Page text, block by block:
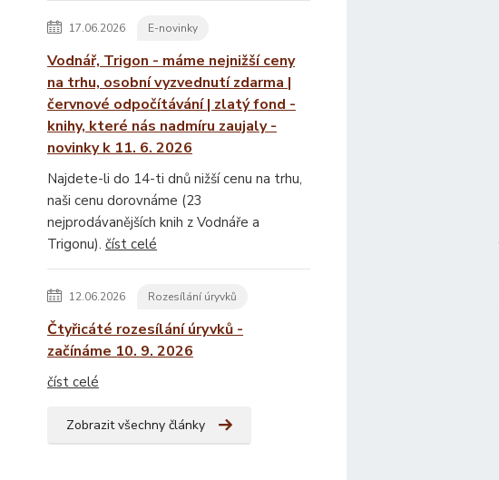
17.06.2026 E-novinky
Vodnář, Trigon - máme nejnižší ceny
na trhu, osobní vyzvednutí zdarma |
červnové odpočítávání | zlatý fond -
knihy, které nás nadmíru zaujaly -
novinky k 11. 6. 2026
Najdete-li do 14-ti dnů nižší cenu na trhu,
naši cenu dorovnáme (23
nejprodávanějších knih z Vodnáře a
Trigonu). číst celé
12.06.2026 Rozesílání úryvků
Čtyřicáté rozesílání úryvků -
začínáme 10. 9. 2026
číst celé
Zobrazit všechny články